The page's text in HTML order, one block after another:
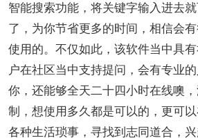
智能搜索功能，将关键字输入进去
了，为你节省更多的时间，相信会
使用的。不仅如此，该软件当中具
户在社区当中支持提问，会有专业
你，还能够全天二十四小时在线噢
制，想使用多久都是可以的，更可
各种生活琐事，寻找到志同道合，